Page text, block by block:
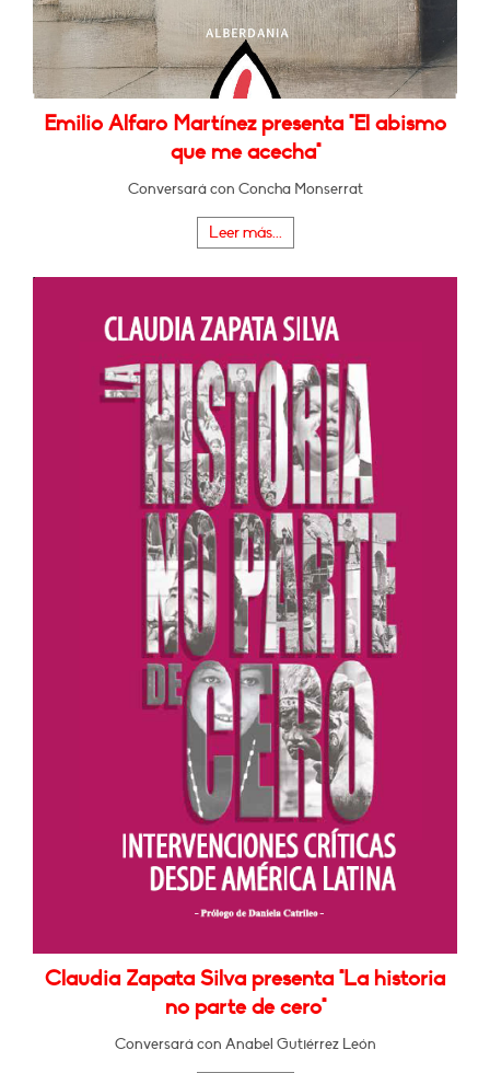
Emilio Alfaro Martínez presenta "El abismo
que me acecha"
Conversará con Concha Monserrat
Leer más...
Claudia Zapata Silva presenta "La historia
no parte de cero"
Conversará con Anabel Gutiérrez León